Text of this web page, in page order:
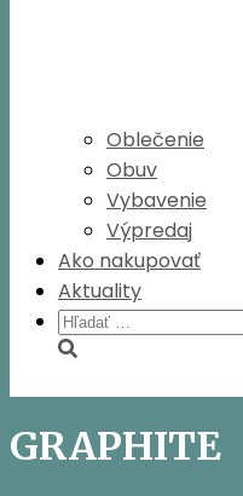
Oblečenie
Obuv
Vybavenie
Výpredaj
Ako nakupovať
Aktuality
Hľadať:
GRAPHITE